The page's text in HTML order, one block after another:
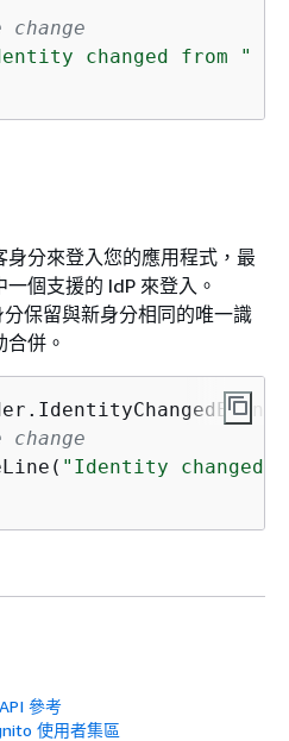
changed from "
分來登入您的應用程式，最
個支援的 IdP 來登入。
保留與新身分相同的唯一識
併。
"Identity changed
參考
使用者集區